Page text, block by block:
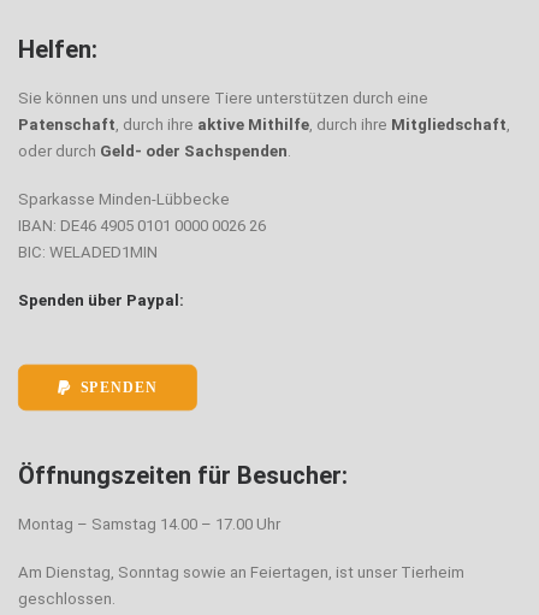
Helfen:
Sie können uns und unsere Tiere unterstützen durch eine
Patenschaft, durch ihre aktive Mithilfe, durch ihre Mitgliedschaft,
oder durch Geld- oder Sachspenden.
Sparkasse Minden-Lübbecke
IBAN: DE46 4905 0101 0000 0026 26
BIC: WELADED1MIN
Spenden über Paypal:
SPENDEN
Öffnungszeiten für Besucher:
Montag – Samstag 14.00 – 17.00 Uhr
Am Dienstag, Sonntag sowie an Feiertagen, ist unser Tierheim
geschlossen.